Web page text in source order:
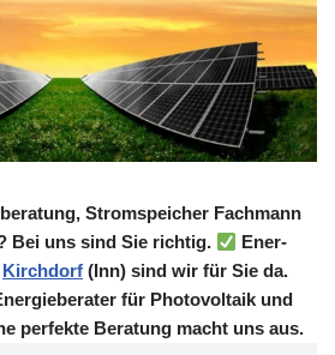
Stromspeicher Fachmann
Bei uns sind Sie richtig.
Ener-
Kirchdorf (Inn) sind wir für Sie da.
für Photovoltaik und
perfekte Beratung macht uns aus.